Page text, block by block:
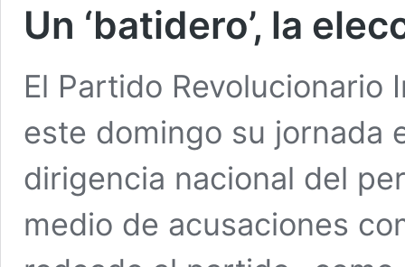
Un ‘batidero’, la
El Partido Revolucionario
este domingo su jornada
dirigencia nacional del
medio de acusaciones